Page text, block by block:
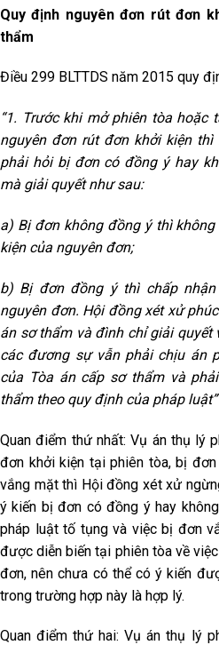
Quy định nguyên đơn rút đơn
thẩm
Điều 299 BLTTDS năm 2015 quy
“1. Trước khi mở phiên tòa hoặc
nguyên đơn rút đơn khởi kiện
phải hỏi bị đơn có đồng ý hay
mà giải quyết như sau:
a) Bị đơn không đồng ý thì
kiện của nguyên đơn;
b) Bị đơn đồng ý thì chấp
nguyên đơn. Hội đồng xét xử
án sơ thẩm và đình chỉ giải quyết
các đương sự vẫn phải chịu án
của Tòa án cấp sơ thẩm và
thẩm theo quy định của pháp luật”
Quan điểm thứ nhất: Vụ án thụ lý
đơn khởi kiện tại phiên tòa, bị
vắng mặt thì Hội đồng xét xử
ý kiến bị đơn có đồng ý hay
pháp luật tố tụng và việc bị đơn
được diễn biến tại phiên tòa về
đơn, nên chưa có thể có ý kiến
trong trường hợp này là hợp lý.
Quan điểm thứ hai: Vụ án thụ lý